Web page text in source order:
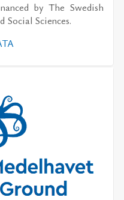
by The Swedish
Social Sciences.